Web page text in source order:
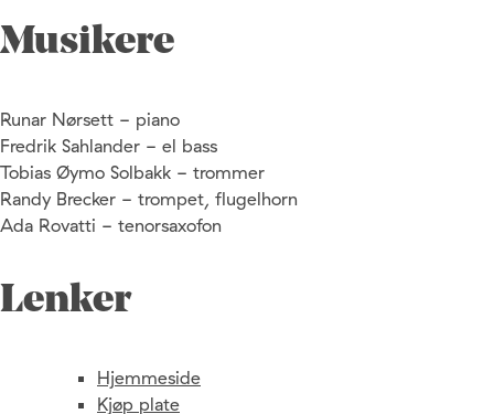
Musikere
Runar Nørsett - piano
Fredrik Sahlander - el bass
Tobias Øymo Solbakk - trommer
Randy Brecker - trompet, flugelhorn
Ada Rovatti - tenorsaxofon
Lenker
Hjemmeside
Kjøp plate